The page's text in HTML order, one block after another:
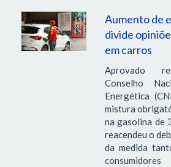
Aumento de
divide
em carros
Aprovado
Conselho
Energética
mistura
na gasolina de
reacendeu o
da medida